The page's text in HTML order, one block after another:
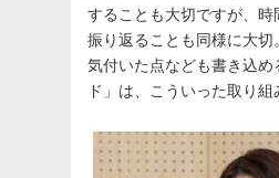
することも大切ですが、時
振り返ることも同様に大切
気付いた点なども書き込め
ド」は、こういった取り組